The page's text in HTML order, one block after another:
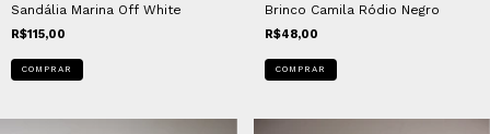
Sandália Marina Off White
R$115,00
COMPRAR
Brinco Camila Ródio Negro
R$48,00
COMPRAR